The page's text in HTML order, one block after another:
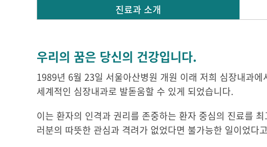
진료과 소개
우리의 꿈은 당신의 건강입니다.
1989년 6월 23일 서울아산병원 개원 이래 저희 심장내과
세계적인 심장내과로 발돋움할 수 있게 되었습니다.
이는 환자의 인격과 권리를 존중하는 환자 중심의 진료를
러분의 따뜻한 관심과 격려가 없었다면 불가능한 일이었다